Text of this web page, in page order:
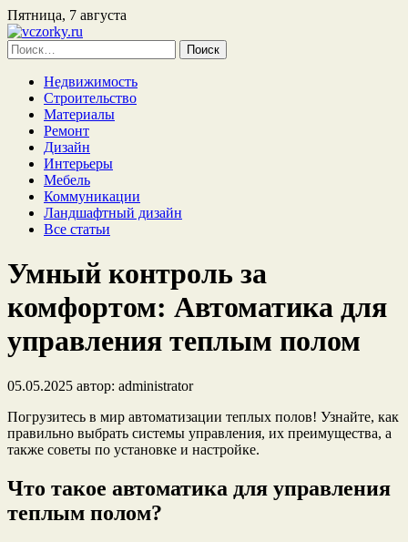
Пятница, 7 августа
Найти:
Недвижимость
Строительство
Материалы
Ремонт
Дизайн
Интерьеры
Мебель
Коммуникации
Ландшафтный дизайн
Все статьи
Умный контроль за
комфортом: Автоматика для
управления теплым полом
05.05.2025 автор: administrator
Погрузитесь в мир автоматизации теплых полов! Узнайте, как
правильно выбрать системы управления, их преимущества, а
также советы по установке и настройке.
Что такое автоматика для управления
теплым полом?